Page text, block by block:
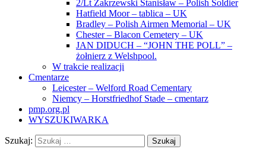
2/Lt Zakrzewski Stanisław – Polish Soldier
Hatfield Moor – tablica – UK
Bradley – Polish Airmen Memorial – UK
Chester – Blacon Cemetery – UK
JAN DIDUCH – “JOHN THE POLL” –
żołnierz z Welshpool.
W trakcie realizacji
Cmentarze
Leicester – Welford Road Cementary
Niemcy – Horstfriedhof Stade – cmentarz
pmp.org.pl
WYSZUKIWARKA
Szukaj: